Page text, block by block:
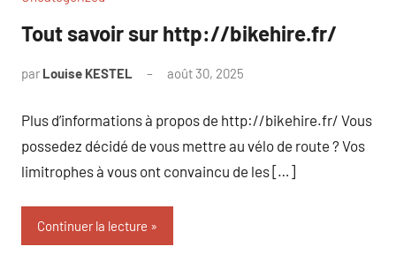
Tout savoir sur http://bikehire.fr/
par Louise KESTEL août 30, 2025
Plus d’informations à propos de http://bikehire.fr/ Vous
possedez décidé de vous mettre au vélo de route ? Vos
limitrophes à vous ont convaincu de les […]
Continuer la lecture